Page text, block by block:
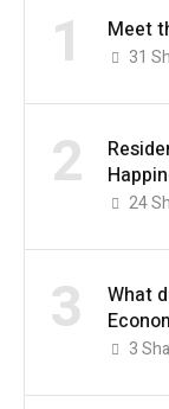
1 Meet
31
2 24
3
What
3